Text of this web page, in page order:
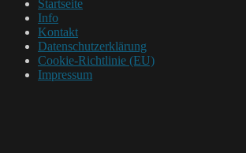
Startseite
Info
Kontakt
Datenschutzerklärung
Cookie-Richtlinie (EU)
Impressum